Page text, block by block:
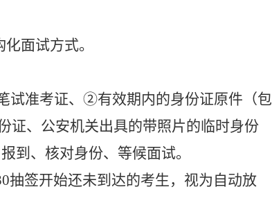
面试方式。
试准考证、②有效期内的身份证原件（包
证、公安机关出具的带照片的临时身份
报到、核对身份、等候面试。
抽签开始还未到达的考生，视为自动放